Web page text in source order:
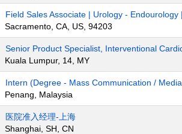
Field Sales Associate | Urology - Endourology
Sacramento, CA, US, 94203
Senior Product Specialist, Interventional
Kuala Lumpur, 14, MY
Intern (Degree - Mass Communication /
Penang, Malaysia
医院准入经理-上海
Shanghai, SH, CN